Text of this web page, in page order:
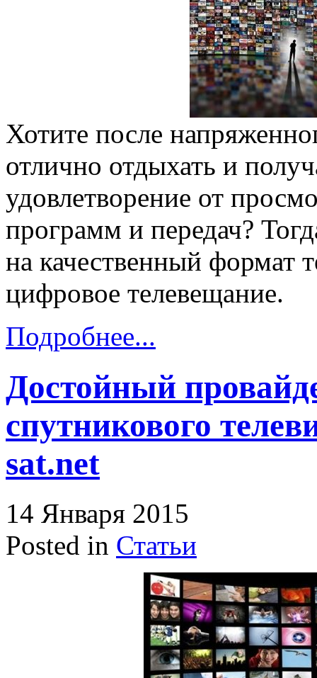
Хотите после
отлично отдыхать и
удовлетворение от
программ и передач?
на качественный формат
цифровое телевещание.
Подробнее...
Достойный
спутникового
sat.net
14 Января 2015
Posted in Статьи